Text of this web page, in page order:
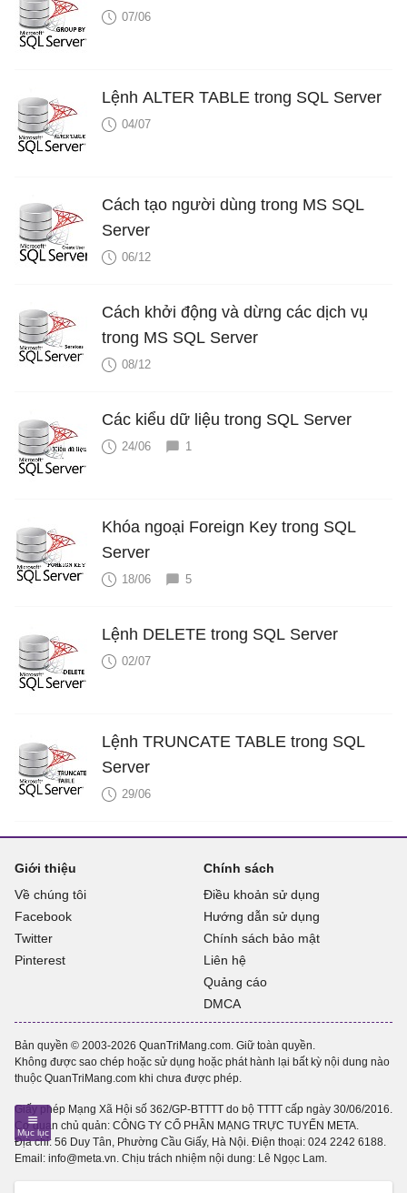
07/06
Lệnh ALTER TABLE trong SQL Server
04/07
Cách tạo người dùng trong MS SQL
Server
06/12
Cách khởi động và dừng các dịch vụ
trong MS SQL Server
08/12
Các kiểu dữ liệu trong SQL Server
24/06 1
Khóa ngoại Foreign Key trong SQL
Server
18/06 5
Lệnh DELETE trong SQL Server
02/07
Lệnh TRUNCATE TABLE trong SQL
Server
29/06
Giới thiệu
Về chúng tôi
Facebook
Twitter
Pinterest
Chính sách
Điều khoản sử dụng
Hướng dẫn sử dụng
Chính sách bảo mật
Liên hệ
Quảng cáo
DMCA
Bản quyền © 2003-2026 QuanTriMang.com. Giữ toàn quyền.
Không được sao chép hoặc sử dụng hoặc phát hành lại bất kỳ nội dung nào
thuộc QuanTriMang.com khi chưa được phép.
Giấy phép Mạng Xã Hội số 362/GP-BTTTT do bộ TTTT cấp ngày 30/06/2016.
Cơ quan chủ quản: CÔNG TY CỔ PHẦN MẠNG TRỰC TUYẾN META.
Địa chỉ: 56 Duy Tân, Phường Cầu Giấy, Hà Nội. Điện thoại: 024 2242 6188.
Email: info@meta.vn. Chịu trách nhiệm nội dung: Lê Ngọc Lam.